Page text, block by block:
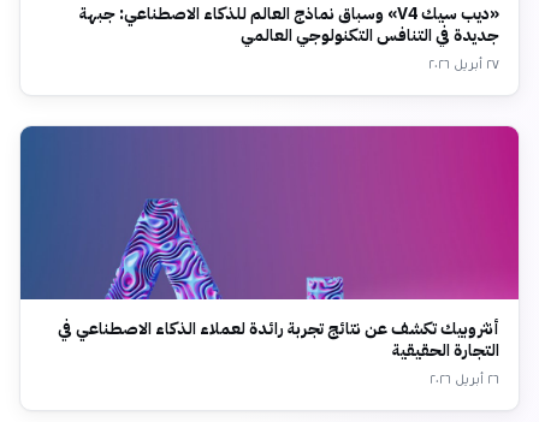
«ديب سيك V4» وسباق نماذج العالم للذكاء الاصطناعي: جبهة
جديدة في التنافس التكنولوجي العالمي
٢٧ أبريل ٢٠٢٦
أنثروبيك تكشف عن نتائج تجربة رائدة لعملاء الذكاء الاصطناعي في
التجارة الحقيقية
٢٦ أبريل ٢٠٢٦